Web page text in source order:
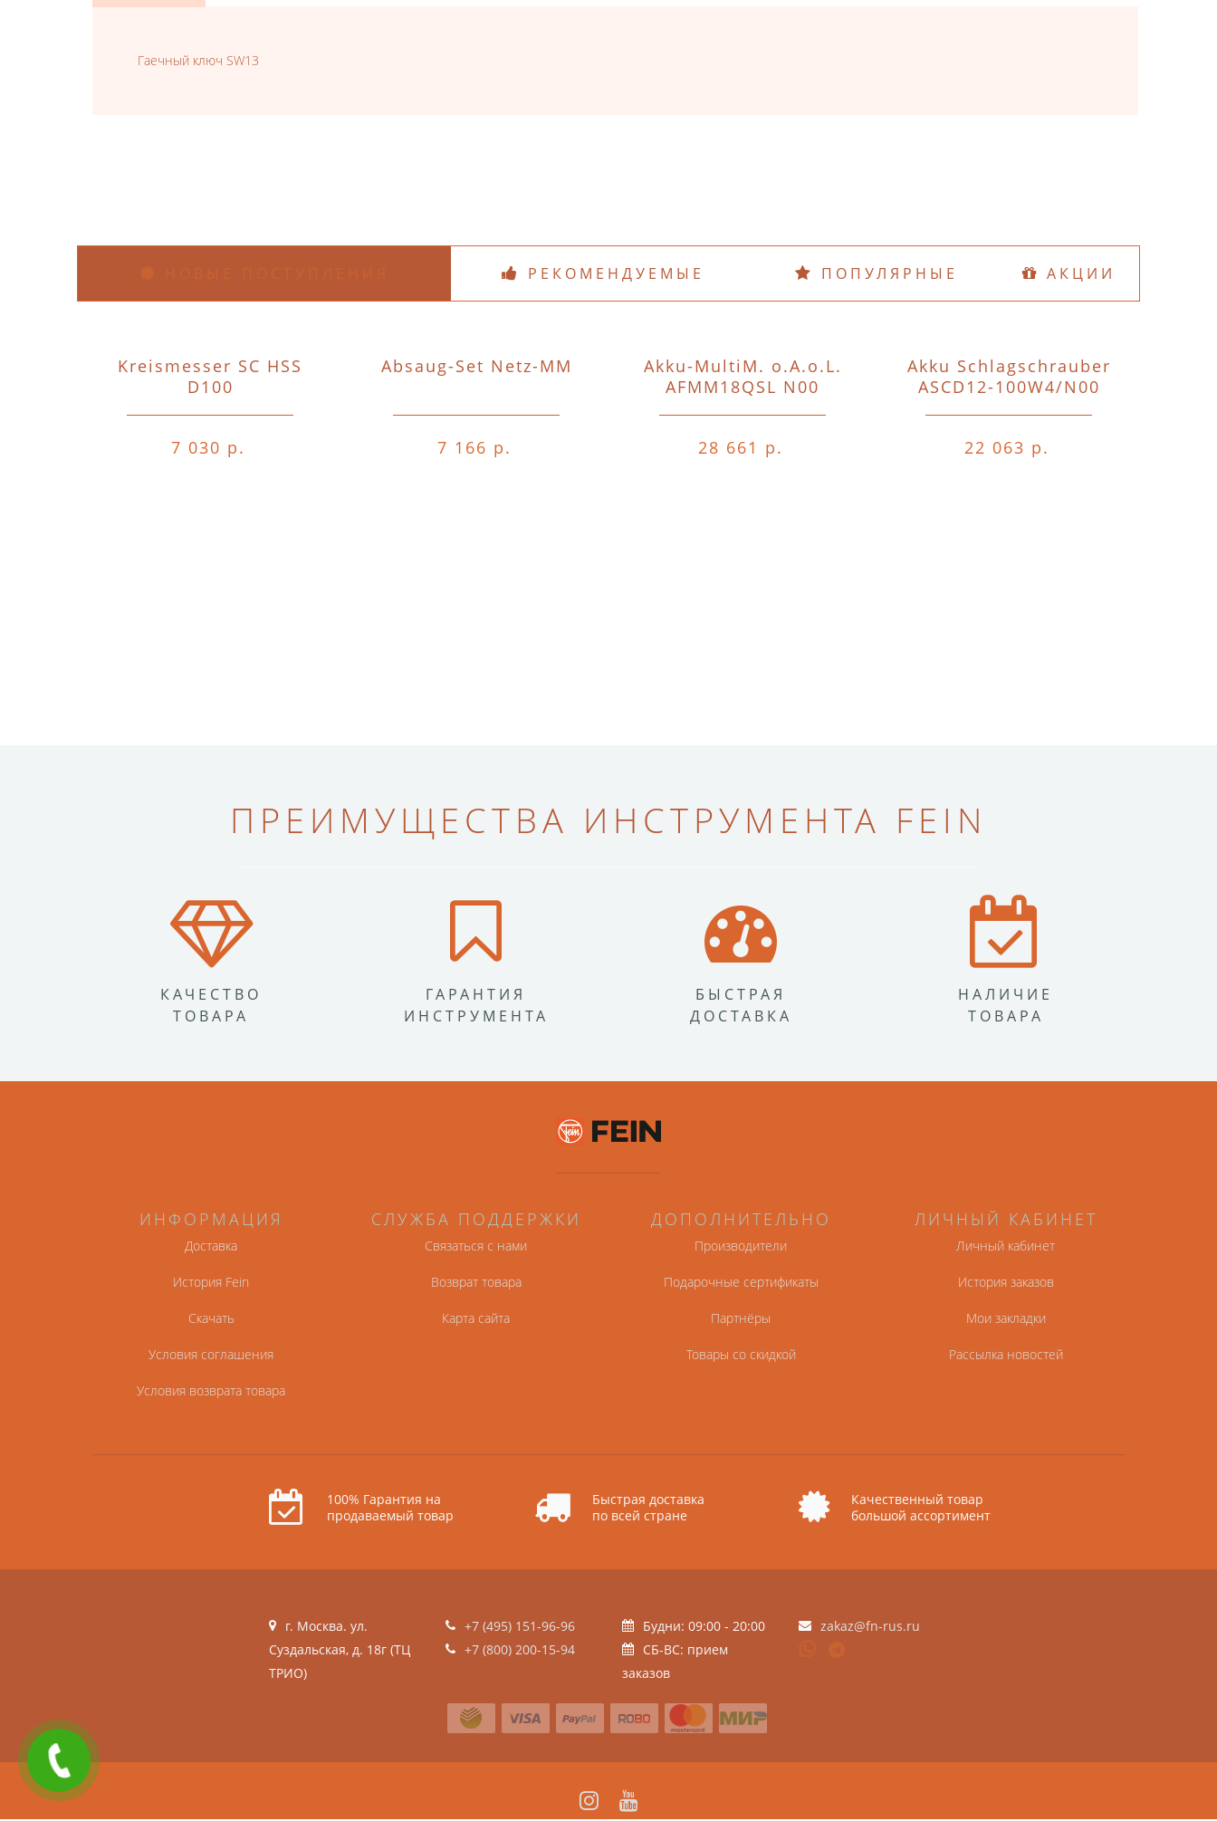
Гаечный ключ SW13
РЕКОМЕНДУЕМЫЕ ПОПУЛЯРНЫЕ АКЦИИ
Kreismesser SC HSS
D100
7 030 р.
Absaug-Set Netz-MM
7 166 р.
Akku-MultiM. o.A.o.L.
AFMM18QSL N00
28 661 р.
Akku Schlagschrauber
ASCD12-100W4/N00
22 063 р.
ПРЕИМУЩЕСТВА ИНСТРУМЕНТА FEIN
КАЧЕСТВО
ТОВАРА
ГАРАНТИЯ
ИНСТРУМЕНТА
БЫСТРАЯ
ДОСТАВКА
НАЛИЧИЕ
ТОВАРА
ИНФОРМАЦИЯ
Доставка
История Fein
Скачать
Условия соглашения
Условия возврата товара
СЛУЖБА ПОДДЕРЖКИ
Связаться с нами
Возврат товара
Карта сайта
ДОПОЛНИТЕЛЬНО
Производители
Подарочные сертификаты
Партнёры
Товары со скидкой
ЛИЧНЫЙ КАБИНЕТ
Личный кабинет
История заказов
Мои закладки
Рассылка новостей
100% Гарантия на
продаваемый товар
Быстрая доставка
по всей стране
Качественный товар
большой ассортимент
г. Москва. ул.
Суздальская, д. 18г (ТЦ
ТРИО)
+7 (495) 151-96-96
+7 (800) 200-15-94
Будни: 09:00 - 20:00
СБ-ВС: прием
заказов
zakaz@fn-rus.ru